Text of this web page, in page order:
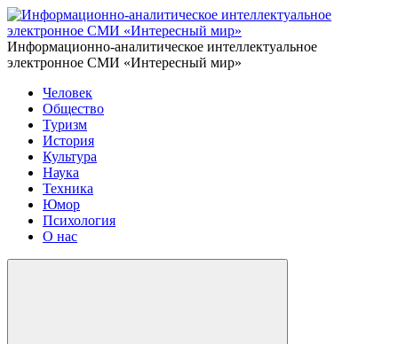
Информационно-аналитическое интеллектуальное
электронное СМИ «Интересный мир»
Человек
Общество
Туризм
История
Культура
Наука
Техника
Юмор
Психология
О нас